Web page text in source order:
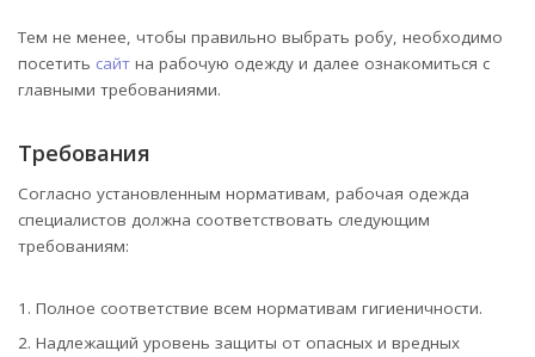
Тем не менее, чтобы правильно выбрать робу, необходимо
посетить сайт на рабочую одежду и далее ознакомиться с
главными требованиями.
Требования
Согласно установленным нормативам, рабочая одежда
специалистов должна соответствовать следующим
требованиям:
Полное соответствие всем нормативам гигиеничности.
Надлежащий уровень защиты от опасных и вредных